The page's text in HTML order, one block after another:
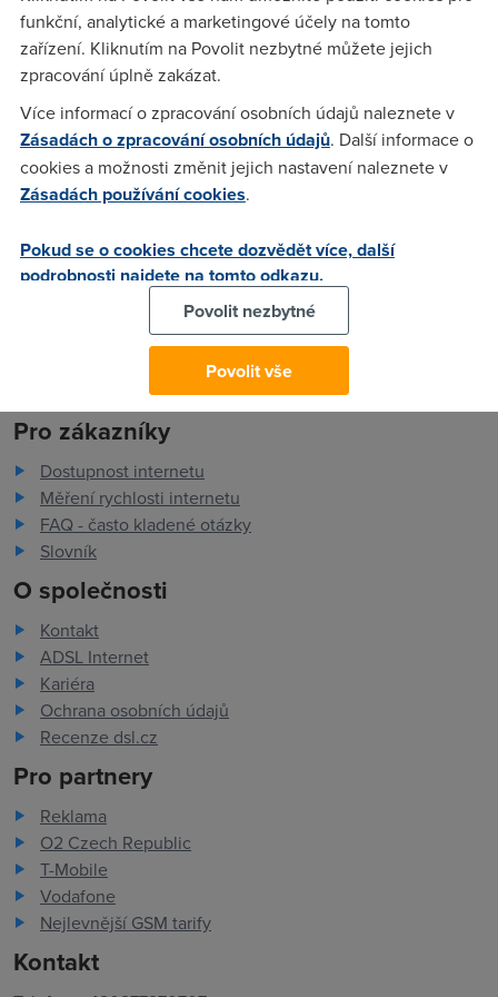
Půl roku stačilo, aby Microsoft prodal sto milionů licencí
nového operačního systému Windows 7. Jde o nejrychleji se
prodávající systém v historii firmy. Microsoft to uvádí ve své
tiskové zprávě.
anonym(4.5.2010 20:56:08)
dangerous creatures in the real world, unfortunatelly.
Pro zákazníky
Dostupnost internetu
Měření rychlosti internetu
FAQ - často kladené otázky
Slovník
O společnosti
Kontakt
ADSL Internet
Kariéra
Ochrana osobních údajů
Recenze dsl.cz
Pro partnery
Reklama
O2 Czech Republic
T-Mobile
Vodafone
Nejlevnější GSM tarify
Kontakt
funkční, analytické a marketingové účely na tomto
zařízení. Kliknutím na Povolit nezbytné můžete jejich
zpracování úplně zakázat.
Více informací o zpracování osobních údajů naleznete v
Zásadách o zpracování osobních údajů. Další informace o
cookies a možnosti změnit jejich nastavení naleznete v
Zásadách používání cookies.
Pokud se o cookies chcete dozvědět více, další
podrobnosti najdete na tomto odkazu.
Povolit nezbytné
Povolit vše